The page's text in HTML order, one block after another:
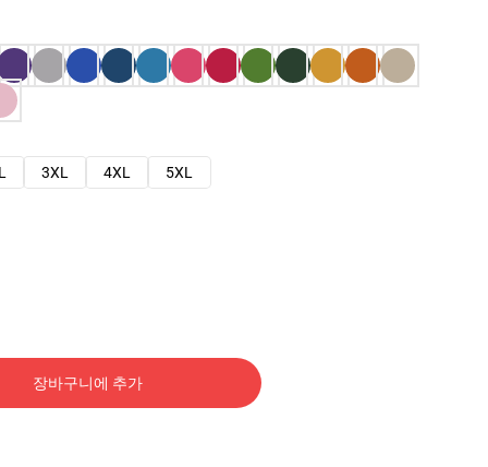
3XL 4XL
5XL
장바구니에 추가